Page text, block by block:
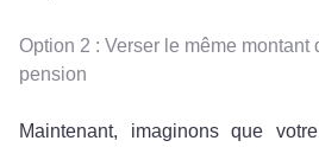
Option 2 : Verser le même montant
pension
Maintenant, imaginons que